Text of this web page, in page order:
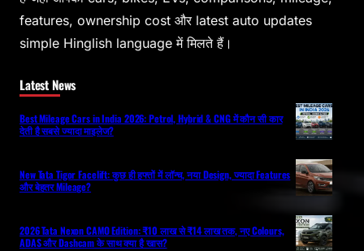
features, ownership cost और latest auto updates
simple Hinglish language में मिलते हैं।
Latest News
Best Mileage Cars in India 2026: Petrol, Hybrid & CNG में कौन सी कार
देती है सबसे ज्यादा माइलेज?
New Tata Tigor Facelift: कुछ ही हफ्तों में लॉन्च, नया Design, ज्यादा Features
और बेहतर Mileage?
2026 Tata Nexon CAMO Edition: ₹10 लाख से ₹14 लाख तक, नए Colours,
ADAS और Dashcam के साथ क्या है खास?